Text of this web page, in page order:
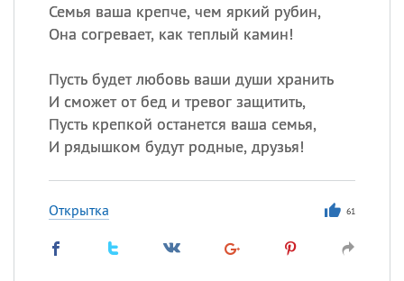
Семья ваша крепче, чем яркий рубин,
Она согревает, как теплый камин!
Пусть будет любовь ваши души хранить
И сможет от бед и тревог защитить,
Пусть крепкой останется ваша семья,
И рядышком будут родные, друзья!
Открытка 61